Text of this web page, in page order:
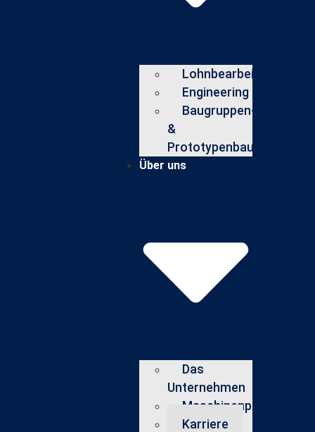
Lohnbearbeitung
Engineering
Baugruppen-
&
Prototypenbau
Über uns
Das
Unternehmen
Maschinenpark
Karriere